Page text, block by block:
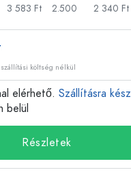
3 583 Ft
2.500
2 340 Ft
szállítási költség nélkül
elérhető. Szállításra kész
belül
Részletek